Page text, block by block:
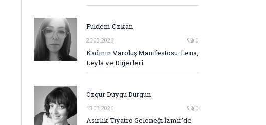
Fuldem Özkan
26.03.2026 0
Kadının Varoluş Manifestosu: Lena,
Leyla ve Diğerleri
Özgür Duygu Durgun
13.03.2026 0
Asırlık Tiyatro Geleneği İzmir’de